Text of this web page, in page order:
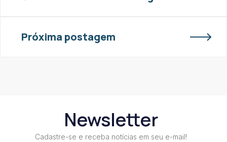
Próxima postagem
Newsletter
Cadastre-se e receba notícias em seu e-mail!